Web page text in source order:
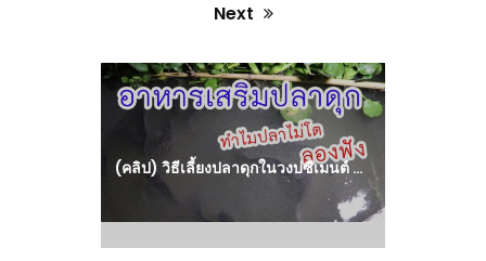
Next
Next
post:
(คลิป) วิธีเลี้ยงปลาดุกในวงบ่ซีเมนต์ ให้ปลาดุกโตเร็วตัวใหญ่ EP.8 : วีดีโอ เกษตร